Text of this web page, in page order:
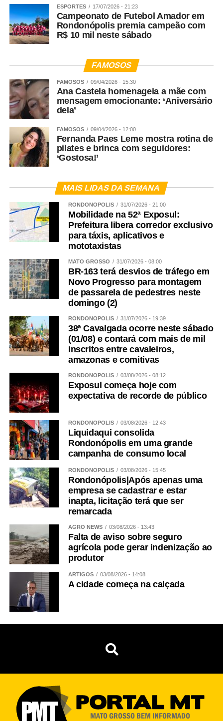
ESPORTES 17/07/2026 - 21:23
Campeonato de Futebol Amador em
Rondonópolis premia campeão com
R$ 10 mil neste sábado
FAMOSOS
FAMOSOS 09/04/2026 - 15:30
Ana Castela homenageia a mãe com
mensagem emocionante: ‘Aniversário
dela’
FAMOSOS 09/04/2026 - 12:00
Fernanda Paes Leme mostra rotina de
pilates e brinca com seguidores:
‘Gostosa!’
MAIS LIDAS DA SEMANA
RONDONÓPOLIS 31/07/2026 - 21:00
Mobilidade na 52ª Exposul:
Prefeitura libera corredor exclusivo
para táxis, aplicativos e
mototaxistas
MATO GROSSO 31/07/2026 - 08:00
BR-163 terá desvios de tráfego em
Novo Progresso para montagem
de passarela de pedestres neste
domingo (2)
RONDONÓPOLIS 31/07/2026 - 19:39
38ª Cavalgada ocorre neste sábado
(01/08) e contará com mais de mil
inscritos entre cavaleiros,
amazonas e comitivas
RONDONÓPOLIS 03/08/2026 - 08:12
Exposul começa hoje com
expectativa de recorde de público
RONDONÓPOLIS 03/08/2026 - 12:43
Liquidaqui consolida
Rondonópolis em uma grande
campanha de consumo local
RONDONÓPOLIS 03/08/2026 - 15:45
Rondonópolis|Após apenas uma
empresa se cadastrar e estar
inapta, licitação terá que ser
remarcada
AGRO NEWS 03/08/2026 - 13:43
Falta de aviso sobre seguro
agrícola pode gerar indenização ao
produtor
ARTIGOS 03/08/2026 - 14:08
A cidade começa na calçada